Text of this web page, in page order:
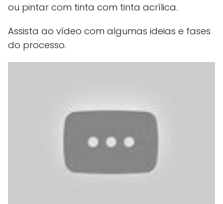
ou pintar com tinta com tinta acrílica.
Assista ao vídeo com algumas ideias e fases
do processo.